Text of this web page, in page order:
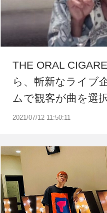
2021/07/12 11:50:11
THE ORAL
ら、斬新なライブ
ムで観客が曲を選